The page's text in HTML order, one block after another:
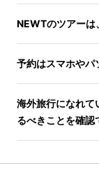
NEWTのツアーは
予約はスマホやパ
海外旅行になれて
るべきことを確認